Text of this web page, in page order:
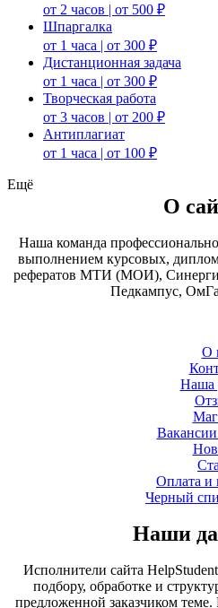
от 2 часов | от 500 ₽
Шпаргалка
от 1 часа | от 300 ₽
Дистанционная задача
от 1 часа | от 300 ₽
Творческая работа
от 3 часов | от 200 ₽
Антиплагиат
от 1 часа | от 100 ₽
Ещё
О
Наша команда
выполнением курсовых,
рефератов МТИ (МОИ),
Педкампус, ОмГа
О
Наша
Оплата и
Черный
Наши
Исполнители сайта
подбору, обработке и
предложенной заказчиком теме.